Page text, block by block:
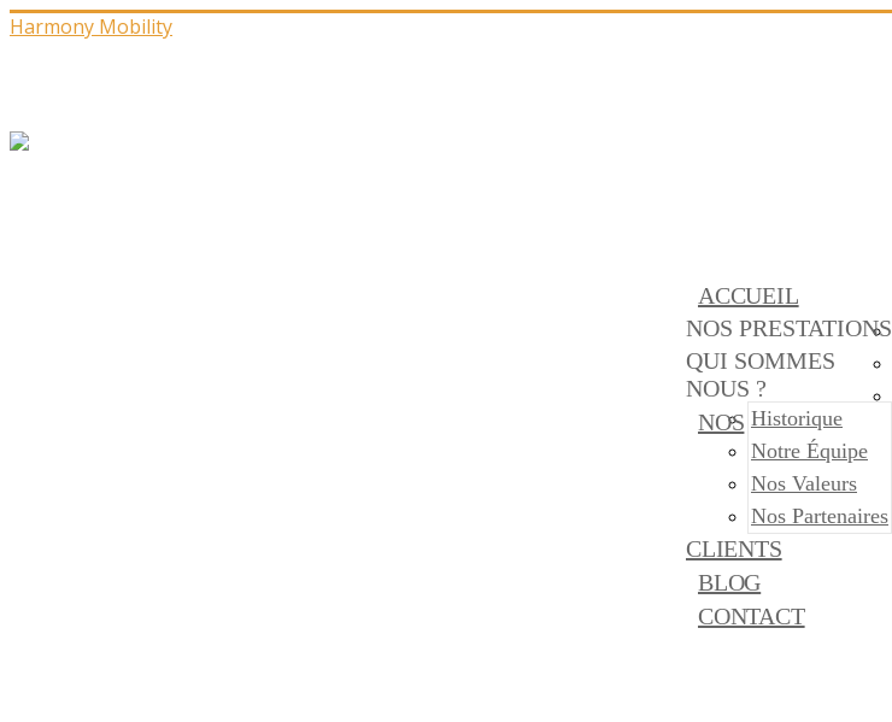
Harmony Mobility
ACCUEIL
NOS PRESTATIONS
QUI SOMMES
NOUS ?
Historique
Notre Équipe
Nos Valeurs
Nos Partenaires
NOS
CLIENTS
BLOG
CONTACT